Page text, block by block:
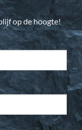
op de hoogte!